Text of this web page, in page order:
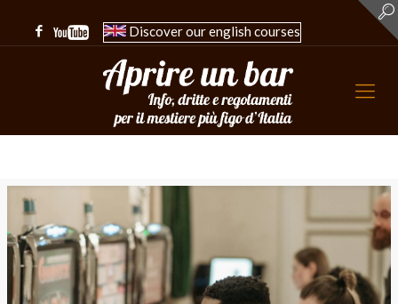
Discover our english courses